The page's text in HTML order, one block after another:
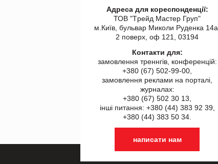
Адреса для кореспонденції:
ТОВ "Tрейд Мастер Груп"
м.Київ, бульвар Миколи Руденка 14а,
2 поверх, оф 121, 03194
Контакти для:
замовлення треннгів, конференцій:
+380 (67) 502-99-00,
замовлення реклами на порталі,
журналах:
+380 (67) 502 30 13,
інші питання: +380 (44) 383 92 39,
+380 (44) 383 50 34.
написати нам